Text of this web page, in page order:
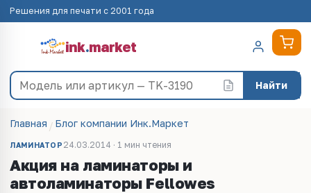
Решения для печати с 2001 года
ink.market
Найти
Главная Блог компании Инк.Маркет
ЛАМИНАТОР 24.03.2014 · 1 мин чтения
Акция на ламинаторы и
автоламинаторы Fellowes